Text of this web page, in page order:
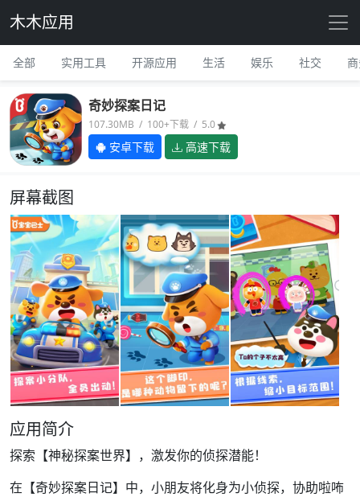
木木应用
全部 实用工具 开源应用 生活 娱乐 社交
奇妙探案日记
107.30MB / 100+下载 / 5.0
安卓下载 高速下载
屏幕截图
应用简介
探索【神秘探案世界】，激发你的侦探潜能！
在【奇妙探案日记】中，小朋友将化身为小侦探，协助啦咘